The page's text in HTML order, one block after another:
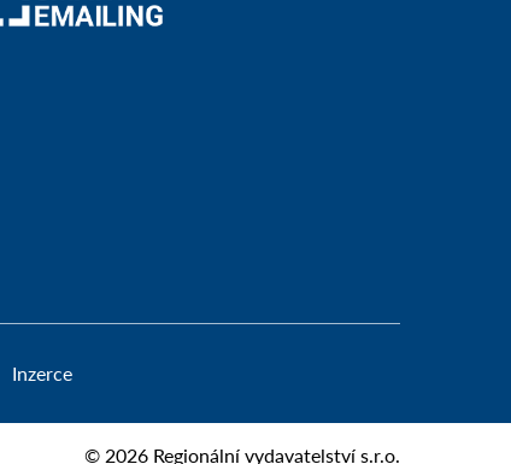
Inzerce
© 2026 Regionální vydavatelství s.r.o.